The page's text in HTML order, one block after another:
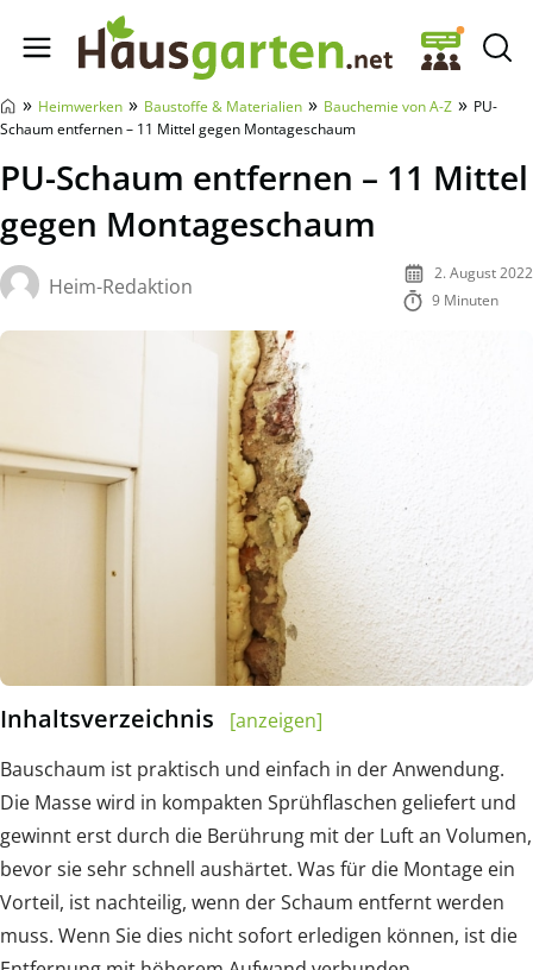
Hausgarten.net
» Heimwerken » Baustoffe & Materialien » Bauchemie von A-Z » PU-
Schaum entfernen – 11 Mittel gegen Montageschaum
PU-Schaum entfernen – 11 Mittel
gegen Montageschaum
Heim-Redaktion
2. August 2022
9 Minuten
Inhaltsverzeichnis
[anzeigen]
Bauschaum ist praktisch und einfach in der Anwendung.
Die Masse wird in kompakten Sprühflaschen geliefert und
gewinnt erst durch die Berührung mit der Luft an Volumen,
bevor sie sehr schnell aushärtet. Was für die Montage ein
Vorteil, ist nachteilig, wenn der Schaum entfernt werden
muss. Wenn Sie dies nicht sofort erledigen können, ist die